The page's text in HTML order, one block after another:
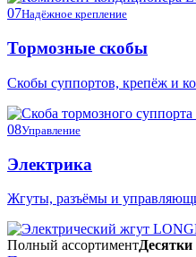
07Надёжное крепление
Тормозные скобы
Скобы суппортов, крепёж и
08Управление
Электрика
Жгуты, разъёмы и
Полный ассортимент